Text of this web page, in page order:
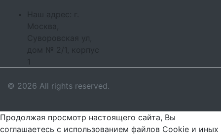
Наш адрес: г.
Москва,
Суворовская ул,
дом № 2/1, корпус
© 2026 All rights reserved.
Продолжая просмотр настоящего сайта, Вы
соглашаетесь с использованием файлов Cookie и иных